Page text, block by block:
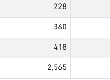
228
360
418
2,565